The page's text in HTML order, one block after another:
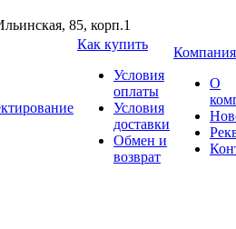
85, корп.1
Как купить
Условия
оплаты
Условия
доставки
Обмен и
возврат
Компания
О